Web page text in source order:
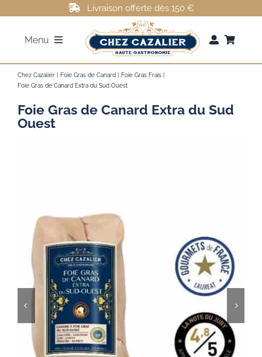
contenu
Livraison offerte dès 150 €
Menu
FOIE GRAS
ROTI DE CANARD
AUTRES
ACCOMPAGNEMENTS
AVANTAGES
Chez Cazalier Foie Gras de Canard
Foie Gras Frais
Foie Gras de Canard Extra du Sud Ouest
Foie Gras de Canard Extra du Sud
Ouest